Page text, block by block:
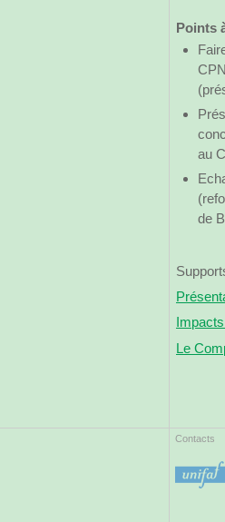
Points
au
de
Le
Contacts